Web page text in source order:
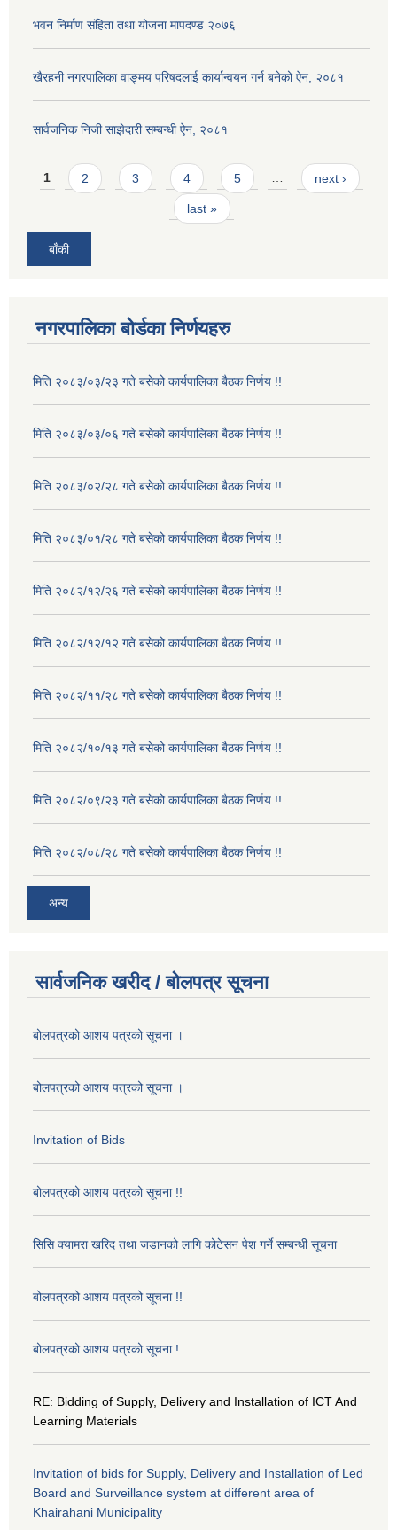
भवन निर्माण संहिता तथा योजना मापदण्ड २०७६
खैरहनी नगरपालिका वाङ्मय परिषदलाई कार्यान्वयन गर्न बनेको ऐन, २०८१
सार्वजनिक निजी साझेदारी सम्बन्धी ऐन, २०८१
Pages
1 2 3 4 5 … next ›
last »
बाँकी
नगरपालिका बोर्डका निर्णयहरु
मिति २०८३/०३/२३ गते बसेको कार्यपालिका बैठक निर्णय !!
मिति २०८३/०३/०६ गते बसेको कार्यपालिका बैठक निर्णय !!
मिति २०८३/०२/२८ गते बसेको कार्यपालिका बैठक निर्णय !!
मिति २०८३/०१/२८ गते बसेको कार्यपालिका बैठक निर्णय !!
मिति २०८२/१२/२६ गते बसेको कार्यपालिका बैठक निर्णय !!
मिति २०८२/१२/१२ गते बसेको कार्यपालिका बैठक निर्णय !!
मिति २०८२/११/२८ गते बसेको कार्यपालिका बैठक निर्णय !!
मिति २०८२/१०/१३ गते बसेको कार्यपालिका बैठक निर्णय !!
मिति २०८२/०९/२३ गते बसेको कार्यपालिका बैठक निर्णय !!
मिति २०८२/०८/२८ गते बसेको कार्यपालिका बैठक निर्णय !!
अन्य
सार्वजनिक खरीद / बोलपत्र सूचना
बोलपत्रको आशय पत्रको सूचना ।
बोलपत्रको आशय पत्रको सूचना ।
Invitation of Bids
बोलपत्रको आशय पत्रको सूचना !!
सिसि क्यामरा खरिद तथा जडानको लागि कोटेसन पेश गर्ने सम्बन्धी सूचना
बोलपत्रको आशय पत्रको सूचना !!
बोलपत्रको आशय पत्रको सूचना !
RE: Bidding of Supply, Delivery and Installation of ICT And
Learning Materials
Invitation of bids for Supply, Delivery and Installation of Led
Board and Surveillance system at different area of
Khairahani Municipality